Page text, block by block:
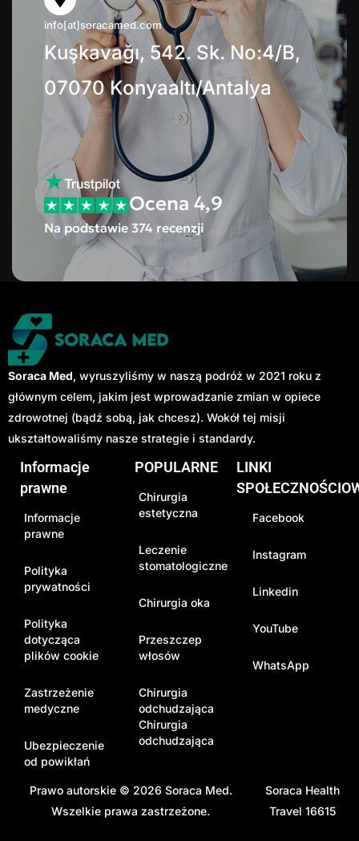
info[at]soracamed.com
Kuşkavağı, 542. Sk. No:4/B,
07070 Konyaaltı/Antalya
Ocena 4,9
Na podstawie 374 recenzji
Soraca Med, wyruszyliśmy w naszą podróż w 2021 roku z
głównym celem, jakim jest wprowadzanie zmian w opiece
zdrowotnej (bądź sobą, jak chcesz). Wokół tej misji
ukształtowaliśmy nasze strategie i standardy.
Informacje
prawne
Informacje
prawne
Polityka
prywatności
Polityka
dotycząca
plików cookie
Zastrzeżenie
medyczne
Ubezpieczenie
od powikłań
POPULARNE
Chirurgia
estetyczna
Leczenie
stomatologiczne
Chirurgia oka
Przeszczep
włosów
Chirurgia
odchudzająca
Chirurgia
odchudzająca
LINKI
Facebook
Instagram
Linkedin
YouTube
WhatsApp
Prawo autorskie © 2026 Soraca Med.
Wszelkie prawa zastrzeżone.
Soraca Health
Travel 16615